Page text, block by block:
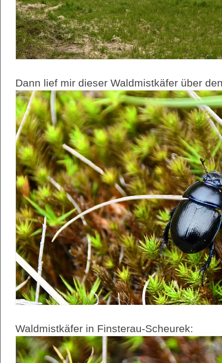
Dann lief mir dieser Waldmistkäfer über
Waldmistkäfer in Finsterau-Scheurek: